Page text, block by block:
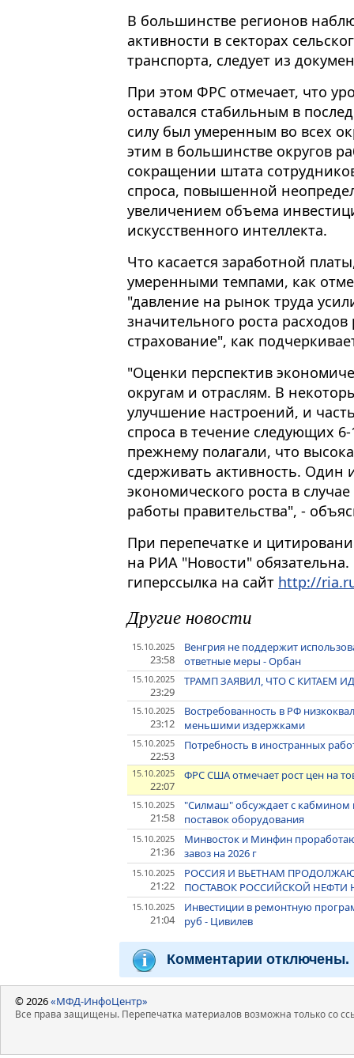
В большинстве регионов
активности в секторах
транспорта, следует из
При этом ФРС отмечает, что
оставался стабильным в
силу был умеренным во всех
этим в большинстве округов
сокращении штата
спроса, повышенной
увеличением объема
искусственного интеллекта.
Что касается заработной
умеренными темпами, как
"давление на рынок труда
значительного роста
страхование", как
"Оценки перспектив
округам и отраслям. В
улучшение настроений, и
спроса в течение следующих
прежнему полагали, что
сдерживать активность. Один
экономического роста в
работы правительства", -
При перепечатке и
на РИА "Новости"
гиперссылка на сайт http://
Другие новости
15.10.2025
23:58
Венгрия не поддержит
ответные меры - Орбан
15.10.2025
23:29
ТРАМП ЗАЯВИЛ, ЧТО С КИТАЕМ
15.10.2025
23:12
Востребованность в РФ
меньшими издержками
15.10.2025
22:53
Потребность в иностранных
15.10.2025
22:07
ФРС США отмечает рост цен на
15.10.2025
21:58
"Силмаш" обсуждает с кабмином
поставок оборудования
15.10.2025
21:36
Минвосток и Минфин
завоз на 2026 г
15.10.2025
21:22
РОССИЯ И ВЬЕТНАМ
ПОСТАВОК РОССИЙСКОЙ НЕФТИ
15.10.2025
21:04
Инвестиции в ремонтную
руб - Цивилев
Комментарии отключены.
© 2026«МФД-ИнфоЦентр»
Все права защищены. Перепечатка материалов возможна только со